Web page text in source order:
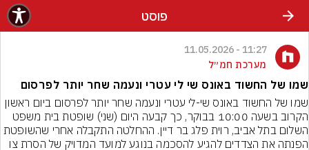
פוסט
11:27 - 11.05.2026
מערכת חמ״ל
שמו של החשוד באונס שי לי עטרי ונעמה שחר יותר לפרסום